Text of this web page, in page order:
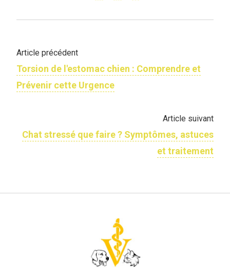
Article précédent
Torsion de l'estomac chien : Comprendre et
Prévenir cette Urgence
Article suivant
Chat stressé que faire ? Symptômes, astuces
et traitement